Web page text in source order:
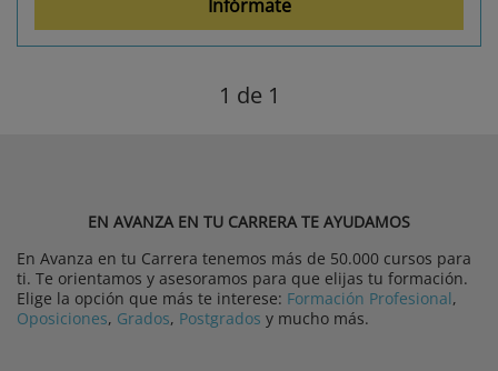
Infórmate
1 de 1
EN AVANZA EN TU CARRERA TE AYUDAMOS
En Avanza en tu Carrera tenemos más de 50.000 cursos para
ti. Te orientamos y asesoramos para que elijas tu formación.
Elige la opción que más te interese: Formación Profesional,
Oposiciones, Grados, Postgrados y mucho más.